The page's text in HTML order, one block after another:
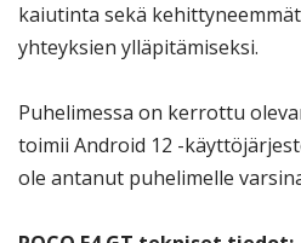
kaiutinta sekä
yhteyksien ylläpitämiseksi.
Puhelimessa on kerrottu
toimii Android 12 -
ole antanut puhelimelle